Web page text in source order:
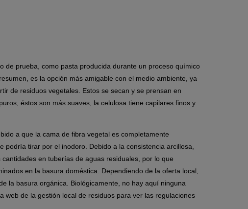
de prueba, como pasta producida durante un proceso químico
es la opción más amigable con el medio ambiente, ya
de residuos vegetales. Estos se secan y se prensan en
éstos son más suaves, la celulosa tiene capilares finos y
a que la cama de fibra vegetal es completamente
tirar por el inodoro. Debido a la consistencia arcillosa,
en tuberías de aguas residuales, por lo que
en la basura doméstica. Dependiendo de la oferta local,
la basura orgánica. Biológicamente, no hay aquí ninguna
de la gestión local de residuos para ver las regulaciones